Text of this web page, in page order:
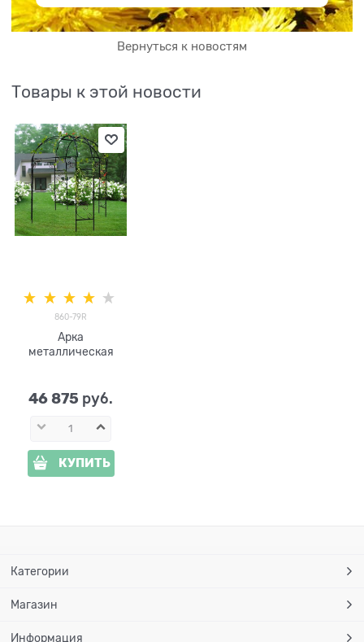
Вернуться к новостям
Товары к этой новости
860-79R
Арка
металлическая
46 875 руб.
КУПИТЬ
Категории
Магазин
Информация